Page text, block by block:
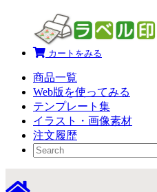
カートをみる
商品一覧
Web版を使ってみる
テンプレート集
イラスト・画像素材
注文履歴